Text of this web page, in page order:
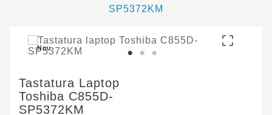
SP5372KM
Nou

Tastatura Laptop
Toshiba C855D-
SP5372KM